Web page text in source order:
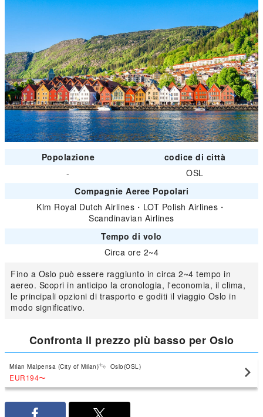
Popolazione
codice di città
-
OSL
Compagnie Aeree Popolari
Klm Royal Dutch Airlines ・ LOT Polish Airlines ・
Scandinavian Airlines
Tempo di volo
Circa ore 2~4
Fino a Oslo può essere raggiunto in circa 2~4 tempo in
aereo. Scopri in anticipo la cronologia, l'economia, il clima,
le principali opzioni di trasporto e goditi il viaggio Oslo in
modo significativo.
Confronta il prezzo più basso per Oslo
Milan Malpensa (City of Milan) Oslo(OSL)
EUR194〜